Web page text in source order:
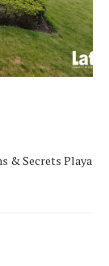
& Secrets Playa